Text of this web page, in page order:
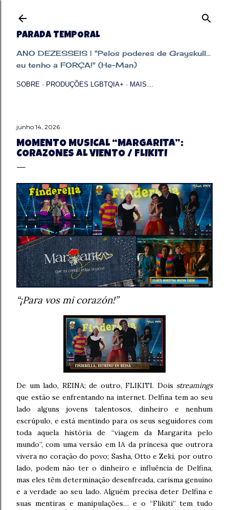
PARADA TEMPORAL
ANO DEZESSEIS | "Pelos poderes de Grayskull...
eu tenho a FORÇA!" (He-Man)
SOBRE PRODUÇÕES LGBTQIA+ MAIS…
junho 14, 2026
MOMENTO MUSICAL “MARGARITA”:
CORAZONES AL VIENTO / FLIKITI
“¡Para vos mi corazón!”
De um lado, REINA; de outro, FLIKITI. Dois streamings
que estão se enfrentando na internet. Delfina tem ao seu
lado alguns jovens talentosos, dinheiro e nenhum
escrúpulo, e está mentindo para os seus seguidores com
toda aquela história de “viagem da Margarita pelo
mundo”, com uma versão em IA da princesa que outrora
vivera no coração do povo; Sasha, Otto e Zeki, por outro
lado, podem não ter o dinheiro e influência de Delfina,
mas eles têm determinação desenfreada, carisma genuíno
e a verdade ao seu lado. Alguém precisa deter Delfina e
suas mentiras e manipulações… e o “Flikiti” tem tudo